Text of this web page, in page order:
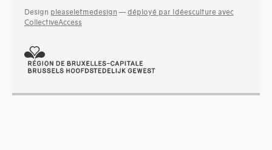
Design pleaseletmedesign — déployé par Idéesculture avec
CollectiveAccess